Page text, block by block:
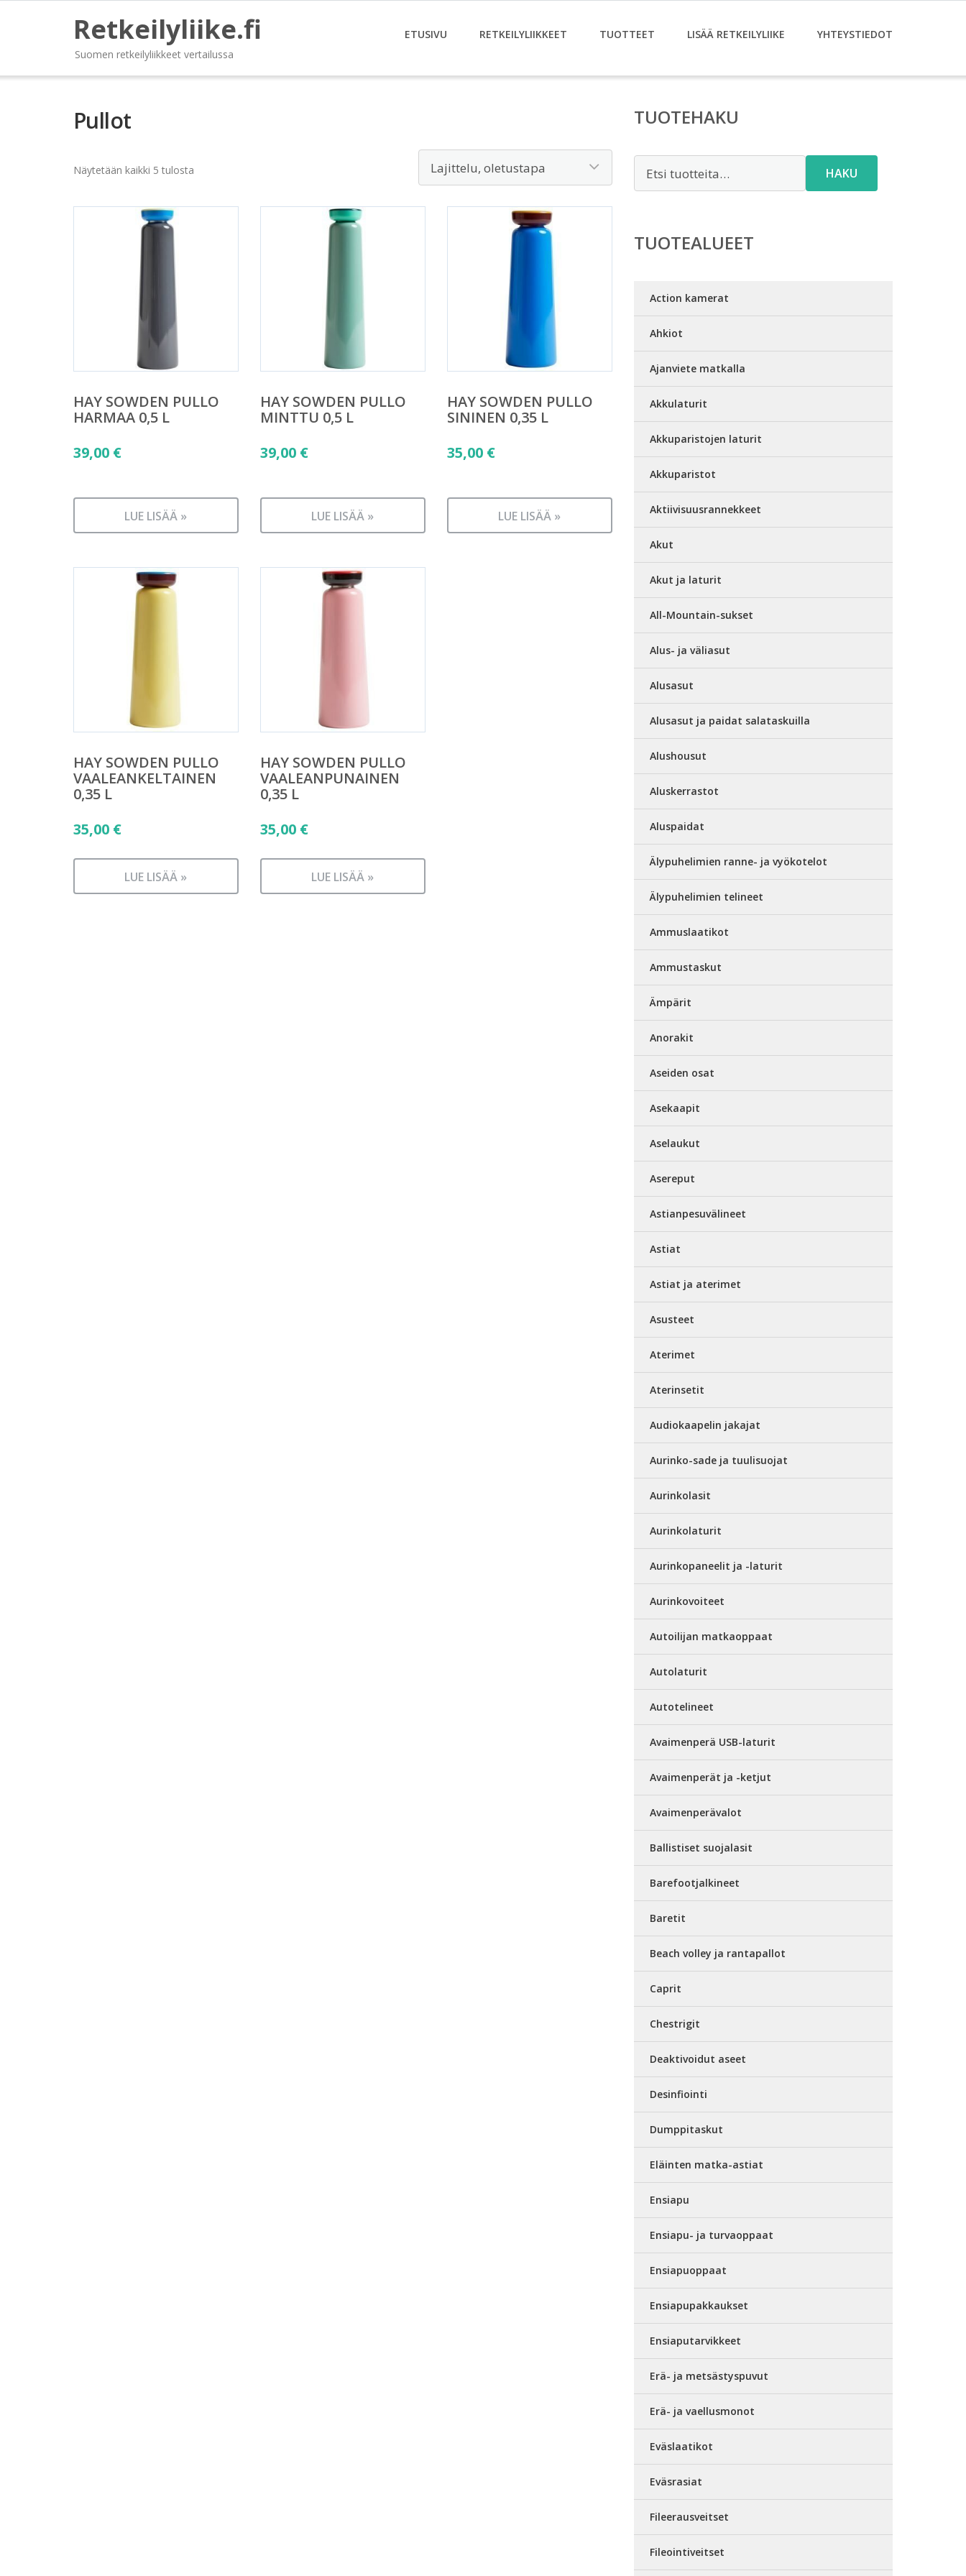
Retkeilyliike.fi
Suomen retkeilyliikkeet vertailussa
ETUSIVU RETKEILYLIIKKEET TUOTTEET LISÄÄ RETKEILYLIIKE YHTEYSTIEDOT
Pullot
Näytetään kaikki 5 tulosta
HAY SOWDEN PULLO
HARMAA 0,5 L
39,00 €
LUE LISÄÄ »
HAY SOWDEN PULLO
MINTTU 0,5 L
39,00 €
LUE LISÄÄ »
HAY SOWDEN PULLO
SININEN 0,35 L
35,00 €
LUE LISÄÄ »
HAY SOWDEN PULLO
VAALEANKELTAINEN
0,35 L
35,00 €
LUE LISÄÄ »
HAY SOWDEN PULLO
VAALEANPUNAINEN
0,35 L
35,00 €
LUE LISÄÄ »
TUOTEHAKU
HAKU
TUOTEALUEET
Action kamerat
Ahkiot
Ajanviete matkalla
Akkulaturit
Akkuparistojen laturit
Akkuparistot
Aktiivisuusrannekkeet
Akut
Akut ja laturit
All-Mountain-sukset
Alus- ja väliasut
Alusasut
Alusasut ja paidat salataskuilla
Alushousut
Aluskerrastot
Aluspaidat
Älypuhelimien ranne- ja vyökotelot
Älypuhelimien telineet
Ammuslaatikot
Ammustaskut
Ämpärit
Anorakit
Aseiden osat
Asekaapit
Aselaukut
Asereput
Astianpesuvälineet
Astiat
Astiat ja aterimet
Asusteet
Aterimet
Aterinsetit
Audiokaapelin jakajat
Aurinko-sade ja tuulisuojat
Aurinkolasit
Aurinkolaturit
Aurinkopaneelit ja -laturit
Aurinkovoiteet
Autoilijan matkaoppaat
Autolaturit
Autotelineet
Avaimenperä USB-laturit
Avaimenperät ja -ketjut
Avaimenperävalot
Ballistiset suojalasit
Barefootjalkineet
Baretit
Beach volley ja rantapallot
Caprit
Chestrigit
Deaktivoidut aseet
Desinfiointi
Dumppitaskut
Eläinten matka-astiat
Ensiapu
Ensiapu- ja turvaoppaat
Ensiapuoppaat
Ensiapupakkaukset
Ensiaputarvikkeet
Erä- ja metsästyspuvut
Erä- ja vaellusmonot
Eväslaatikot
Eväsrasiat
Fileerausveitset
Fileointiveitset